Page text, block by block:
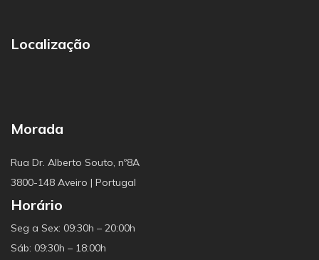
Localização
Morada
Rua Dr. Alberto Souto, nº8A
3800-148 Aveiro | Portugal
Horário
Seg a Sex: 09:30h – 20:00h
Sáb: 09:30h – 18:00h